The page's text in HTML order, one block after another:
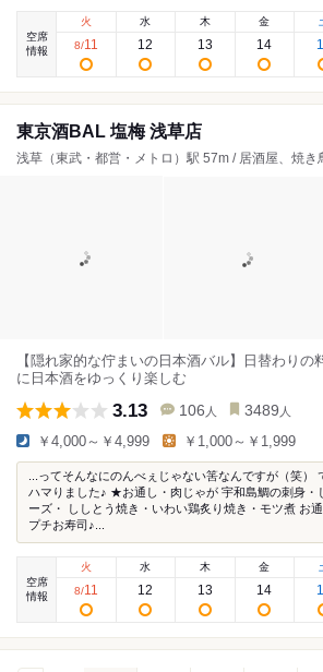
空席
情報
火
8/11
水
12
木
13
金
14
東京酒BAL 塩梅 浅草店
浅草（東武・都営・メトロ）駅 57m / 居酒屋、焼き
【隠れ家的な佇まいの日本酒バル】日替わり
に日本酒をゆっくり楽しむ
3.13 106 人 3489 人
￥4,000～￥4,999 ￥1,000～￥1,999
...ってそんなにのんべぇじゃない筈なんですが（笑）
ハマりました♪ ★お通し・肉じゃが 宇和島鯛の刺身・
ーズ・ ししとう焼き・いわい鶏炙り焼き・モツ煮 お
プチお寿司♪...
空席
情報
火
8/11
水
12
木
13
金
14